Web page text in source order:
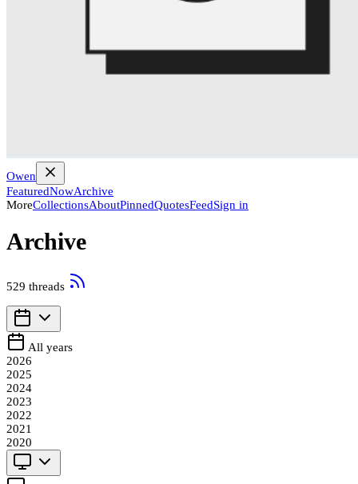
Owen
FeaturedNowArchive
MoreCollectionsAboutPinnedQuotesFeedSign in
Archive
529 threads
All years
2026
2025
2024
2023
2022
2021
2020